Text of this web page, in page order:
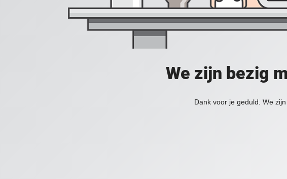
We zijn bezig
Dank voor je geduld. We